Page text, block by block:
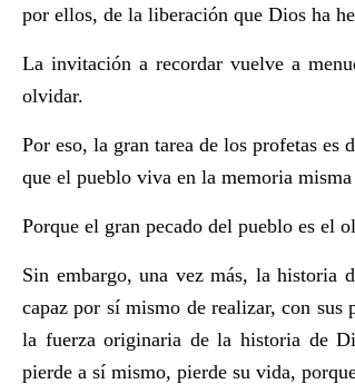
por ellos, de la liberación que Dios ha
La invitación a recordar vuelve a
olvidar.
Por eso, la gran tarea de los profetas es
que el pueblo viva en la memoria
Porque el gran pecado del pueblo es el
Sin embargo, una vez más, la historia
capaz por sí mismo de realizar, con sus
la fuerza originaria de la historia de
pierde a sí mismo, pierde su vida,